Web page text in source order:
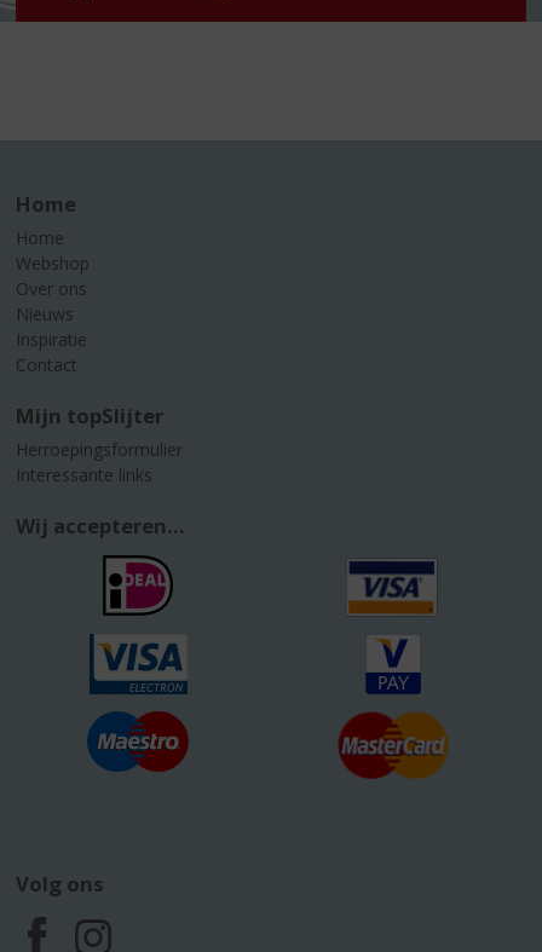
Home
Home
Webshop
Over ons
Nieuws
Inspiratie
Contact
Mijn topSlijter
Herroepingsformulier
Interessante links
Wij accepteren...
Volg ons
F I